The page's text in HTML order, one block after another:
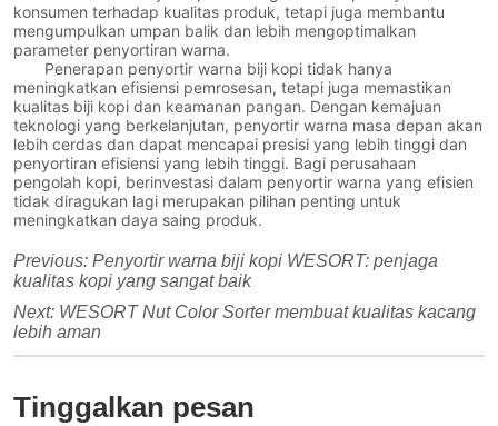
konsumen terhadap kualitas produk, tetapi juga membantu
mengumpulkan umpan balik dan lebih mengoptimalkan
parameter penyortiran warna.
Penerapan penyortir warna biji kopi tidak hanya
meningkatkan efisiensi pemrosesan, tetapi juga memastikan
kualitas biji kopi dan keamanan pangan. Dengan kemajuan
teknologi yang berkelanjutan, penyortir warna masa depan akan
lebih cerdas dan dapat mencapai presisi yang lebih tinggi dan
penyortiran efisiensi yang lebih tinggi. Bagi perusahaan
pengolah kopi, berinvestasi dalam penyortir warna yang efisien
tidak diragukan lagi merupakan pilihan penting untuk
meningkatkan daya saing produk.
Previous:Penyortir warna biji kopi WESORT: penjaga
kualitas kopi yang sangat baik
Next: WESORT Nut Color Sorter membuat kualitas kacang
lebih aman
Tinggalkan pesan